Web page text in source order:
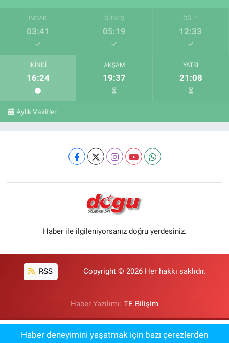
İMSAK
03:41
GÜNEŞ
05:19
ÖĞLE
12:33
İKINDI
16:24
AKŞAM
19:37
YATSI
21:08
Aylık Vakitler
Haber ile ilgileniyorsanız doğru yerdesiniz.
RSS Copyright © 2026 Her hakkı saklıdır.
Haber Yazılımı: TE Bilişim
Haber deneyimini yaşatmak için bazı çerezlerden
17:18 Erzincan'da Kahraman Tanoğlu Camii